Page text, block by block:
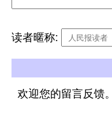
读者暱称:
欢迎您的留言反馈。